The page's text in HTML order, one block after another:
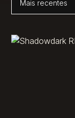
Ordenar por